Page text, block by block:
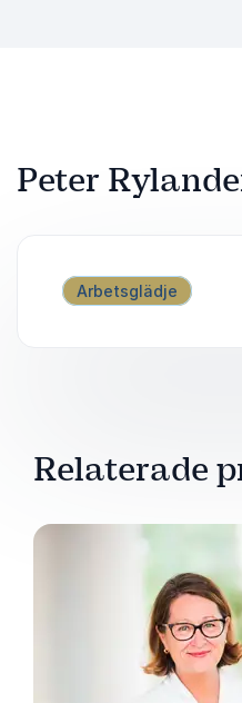
Peter
Arbetsglädje
Relaterade